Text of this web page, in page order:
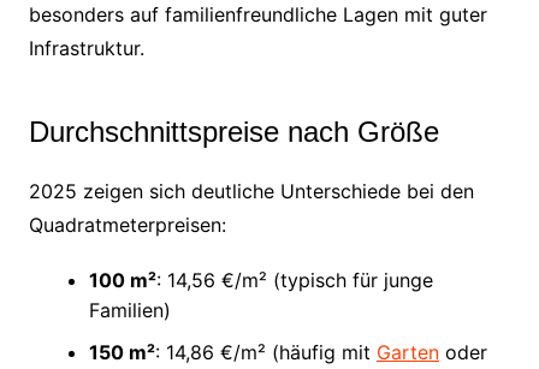
besonders auf familienfreundliche Lagen mit guter
Infrastruktur.
Durchschnittspreise nach Größe
2025 zeigen sich deutliche Unterschiede bei den
Quadratmeterpreisen:
100 m²: 14,56 €/m² (typisch für junge
Familien)
150 m²: 14,86 €/m² (häufig mit Gartenoder